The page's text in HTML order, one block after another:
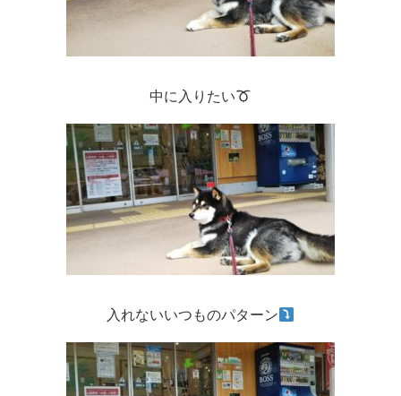
中に入りたい
入れないいつものパターン